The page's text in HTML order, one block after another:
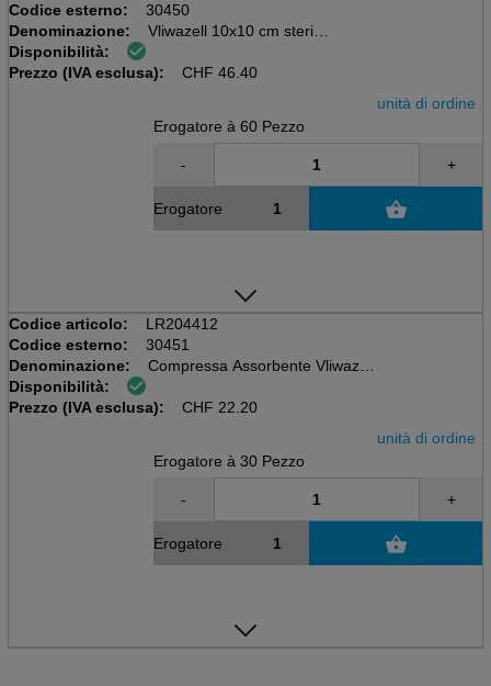
Codice esterno:
30450
Denominazione:
Vliwazell 10x10 cm sterile
Compressione assorbente
Disponibilità:
Prezzo (IVA esclusa):
CHF 46.40
unità di ordine
Erogatore à 60 Pezzo
- +
Erogatore
Codice articolo:
LR204412
Codice esterno:
30451
Denominazione:
Compressa Assorbente Vliwazell
10x20cm, sterile
Disponibilità:
Prezzo (IVA esclusa):
CHF 22.20
unità di ordine
Erogatore à 30 Pezzo
- +
Erogatore